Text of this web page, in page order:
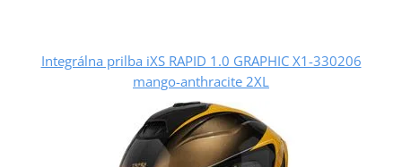
Integrálna prilba iXS RAPID 1.0 GRAPHIC X1-330206
mango-anthracite 2XL